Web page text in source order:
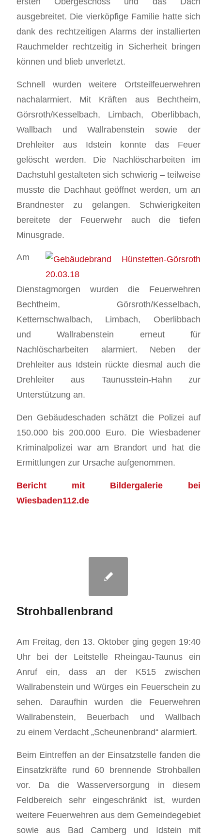
ausgebreitet. Die vierköpfige Familie hatte sich
dank des rechtzeitigen Alarms der installierten
Rauchmelder rechtzeitig in Sicherheit bringen
können und blieb unverletzt.
Schnell wurden weitere Ortsteilfeuerwehren
nachalarmiert. Mit Kräften aus Bechtheim,
Görsroth/Kesselbach, Limbach, Oberlibbach,
Wallbach und Wallrabenstein sowie der
Drehleiter aus Idstein konnte das Feuer
gelöscht werden. Die Nachlöscharbeiten im
Dachstuhl gestalteten sich schwierig – teilweise
musste die Dachhaut geöffnet werden, um an
Brandnester zu gelangen. Schwierigkeiten
bereitete der Feuerwehr auch die tiefen
Minusgrade.
Am
Dienstagmorgen wurden die Feuerwehren
Bechtheim, Görsroth/Kesselbach,
Ketternschwalbach, Limbach, Oberlibbach
und Wallrabenstein erneut für
Nachlöscharbeiten alarmiert. Neben der
Drehleiter aus Idstein rückte diesmal auch die
Drehleiter aus Taunusstein-Hahn zur
Unterstützung an.
Den Gebäudeschaden schätzt die Polizei auf
150.000 bis 200.000 Euro. Die Wiesbadener
Kriminalpolizei war am Brandort und hat die
Ermittlungen zur Ursache aufgenommen.
Bericht mit Bildergalerie bei
Wiesbaden112.de
Strohballenbrand
Am Freitag, den 13. Oktober ging gegen 19:40
Uhr bei der Leitstelle Rheingau-Taunus ein
Anruf ein, dass an der K515 zwischen
Wallrabenstein und Würges ein Feuerschein zu
sehen. Daraufhin wurden die Feuerwehren
Wallrabenstein, Beuerbach und Wallbach
zu einem Verdacht „Scheunenbrand“ alarmiert.
Beim Eintreffen an der Einsatzstelle fanden die
Einsatzkräfte rund 60 brennende Strohballen
vor. Da die Wasserversorgung in diesem
Feldbereich sehr eingeschränkt ist, wurden
weitere Feuerwehren aus dem Gemeindegebiet
sowie aus Bad Camberg und Idstein mit